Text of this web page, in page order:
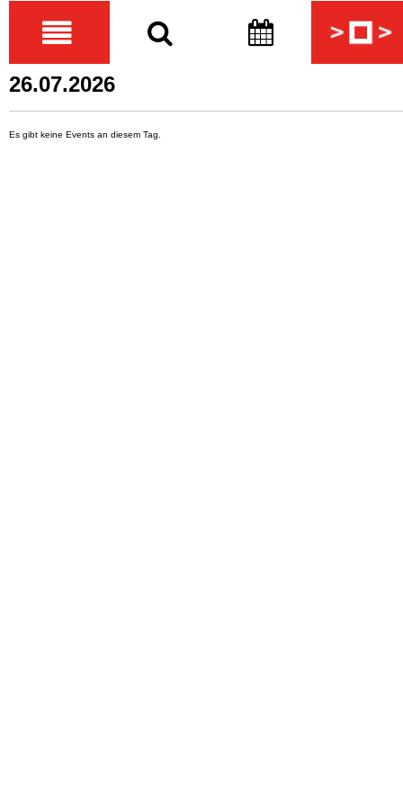
26.07.2026
Es gibt keine Events an diesem Tag.